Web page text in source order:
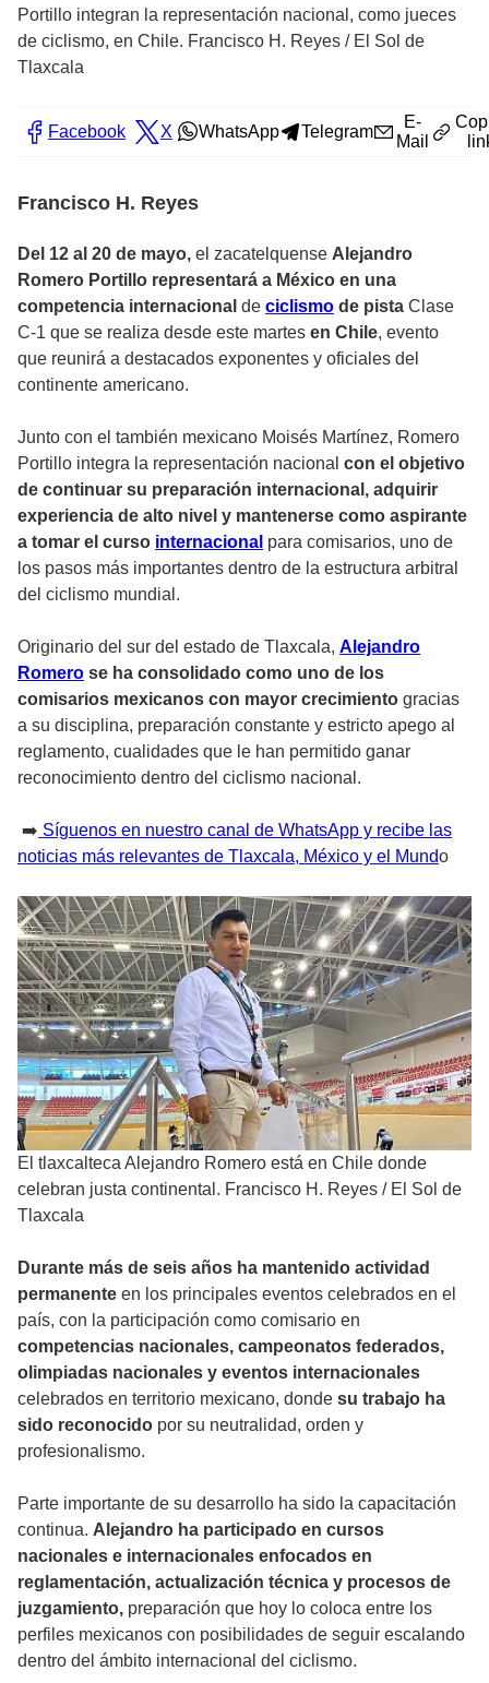
Portillo integran la representación nacional, como jueces
de ciclismo, en Chile. Francisco H. Reyes / El Sol de
Tlaxcala
Facebook X WhatsApp Telegram
E-
Mail
Francisco H. Reyes
Del 12 al 20 de mayo, el zacatelquense Alejandro
Romero Portillo representará a México en una
competencia internacional de ciclismo de pista Clase
C-1 que se realiza desde este martes en Chile, evento
que reunirá a destacados exponentes y oficiales del
continente americano.
Junto con el también mexicano Moisés Martínez, Romero
Portillo integra la representación nacional con el objetivo
de continuar su preparación internacional, adquirir
experiencia de alto nivel y mantenerse como aspirante
a tomar el curso internacional para comisarios, uno de
los pasos más importantes dentro de la estructura arbitral
del ciclismo mundial.
Originario del sur del estado de Tlaxcala, Alejandro
Romero se ha consolidado como uno de los
comisarios mexicanos con mayor crecimiento gracias
a su disciplina, preparación constante y estricto apego al
reglamento, cualidades que le han permitido ganar
reconocimiento dentro del ciclismo nacional.
➡️ Síguenos en nuestro canal de WhatsApp y recibe las
noticias más relevantes de Tlaxcala, México y el Mundo
El tlaxcalteca Alejandro Romero está en Chile donde
celebran justa continental. Francisco H. Reyes / El Sol de
Tlaxcala
Durante más de seis años ha mantenido actividad
permanente en los principales eventos celebrados en el
país, con la participación como comisario en
competencias nacionales, campeonatos federados,
olimpiadas nacionales y eventos internacionales
celebrados en territorio mexicano, donde su trabajo ha
sido reconocido por su neutralidad, orden y
profesionalismo.
Parte importante de su desarrollo ha sido la capacitación
continua. Alejandro ha participado en cursos
nacionales e internacionales enfocados en
reglamentación, actualización técnica y procesos de
juzgamiento, preparación que hoy lo coloca entre los
perfiles mexicanos con posibilidades de seguir escalando
dentro del ámbito internacional del ciclismo.